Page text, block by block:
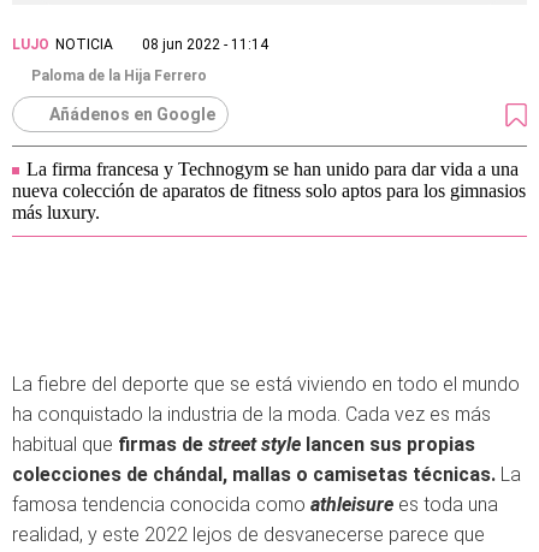
LUJO NOTICIA
08 jun 2022 - 11:14
Paloma de la Hija Ferrero
Añádenos en Google
La firma francesa y Technogym se han unido para dar vida a una
nueva colección de aparatos de fitness solo aptos para los gimnasios
más luxury.
La fiebre del deporte que se está viviendo en todo el mundo
ha conquistado la industria de la moda. Cada vez es más
habitual que firmas de street style lancen sus propias
colecciones de chándal, mallas o camisetas técnicas. La
famosa tendencia conocida como athleisure es toda una
realidad, y este 2022 lejos de desvanecerse parece que